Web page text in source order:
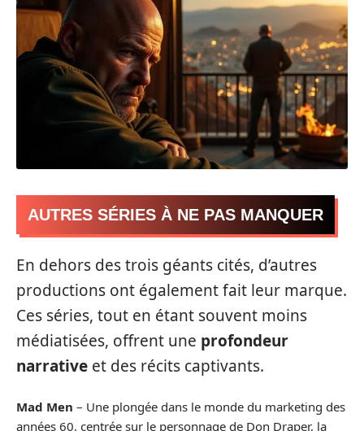
AUTRES SÉRIES À NE PAS MANQUER
En dehors des trois géants cités, d’autres
productions ont également fait leur marque.
Ces séries, tout en étant souvent moins
médiatisées, offrent une profondeur
narrative et des récits captivants.
Mad Men – Une plongée dans le monde du marketing des
années 60, centrée sur le personnage de Don Draper, la